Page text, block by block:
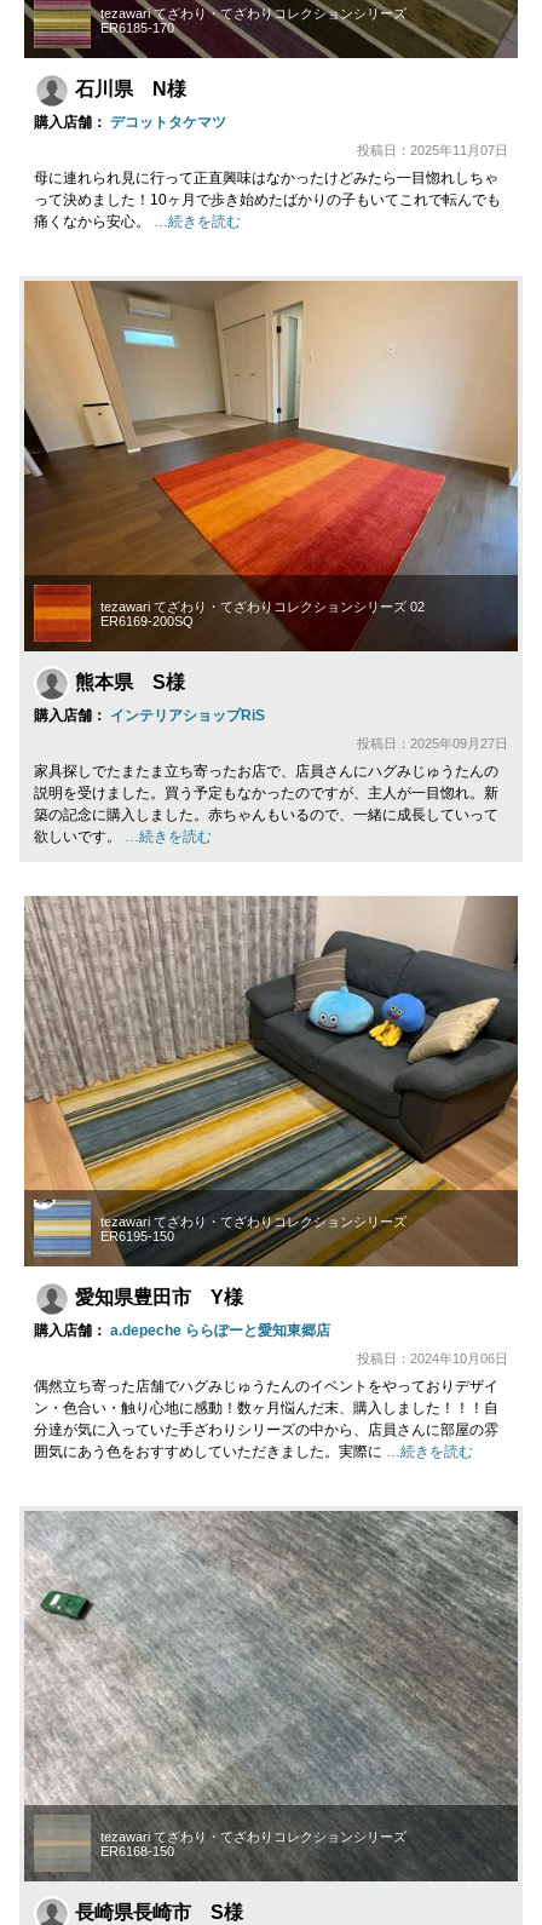
tezawari てざわり・てざわりコレクションシリーズ
ER6185-170
石川県 N様
購入店舗： デコットタケマツ
投稿日：2025年11月07日
母に連れられ見に行って正直興味はなかったけどみたら一目惚れしちゃ
って決めました！10ヶ月で歩き始めたばかりの子もいてこれで転んでも
痛くなから安心。 …続きを読む
tezawari てざわり・てざわりコレクションシリーズ 02
ER6169-200SQ
熊本県 S様
購入店舗： インテリアショップRiS
投稿日：2025年09月27日
家具探しでたまたま立ち寄ったお店で、店員さんにハグみじゅうたんの
説明を受けました。買う予定もなかったのですが、主人が一目惚れ。新
築の記念に購入しました。赤ちゃんもいるので、一緒に成長していって
欲しいです。 …続きを読む
tezawari てざわり・てざわりコレクションシリーズ
ER6195-150
愛知県豊田市 Y様
購入店舗： a.depeche ららぽーと愛知東郷店
投稿日：2024年10月06日
偶然立ち寄った店舗でハグみじゅうたんのイベントをやっておりデザイ
ン・色合い・触り心地に感動！数ヶ月悩んだ末、購入しました！！！自
分達が気に入っていた手ざわりシリーズの中から、店員さんに部屋の雰
囲気にあう色をおすすめしていただきました。実際に …続きを読む
tezawari てざわり・てざわりコレクションシリーズ
ER6168-150
長崎県長崎市 S様